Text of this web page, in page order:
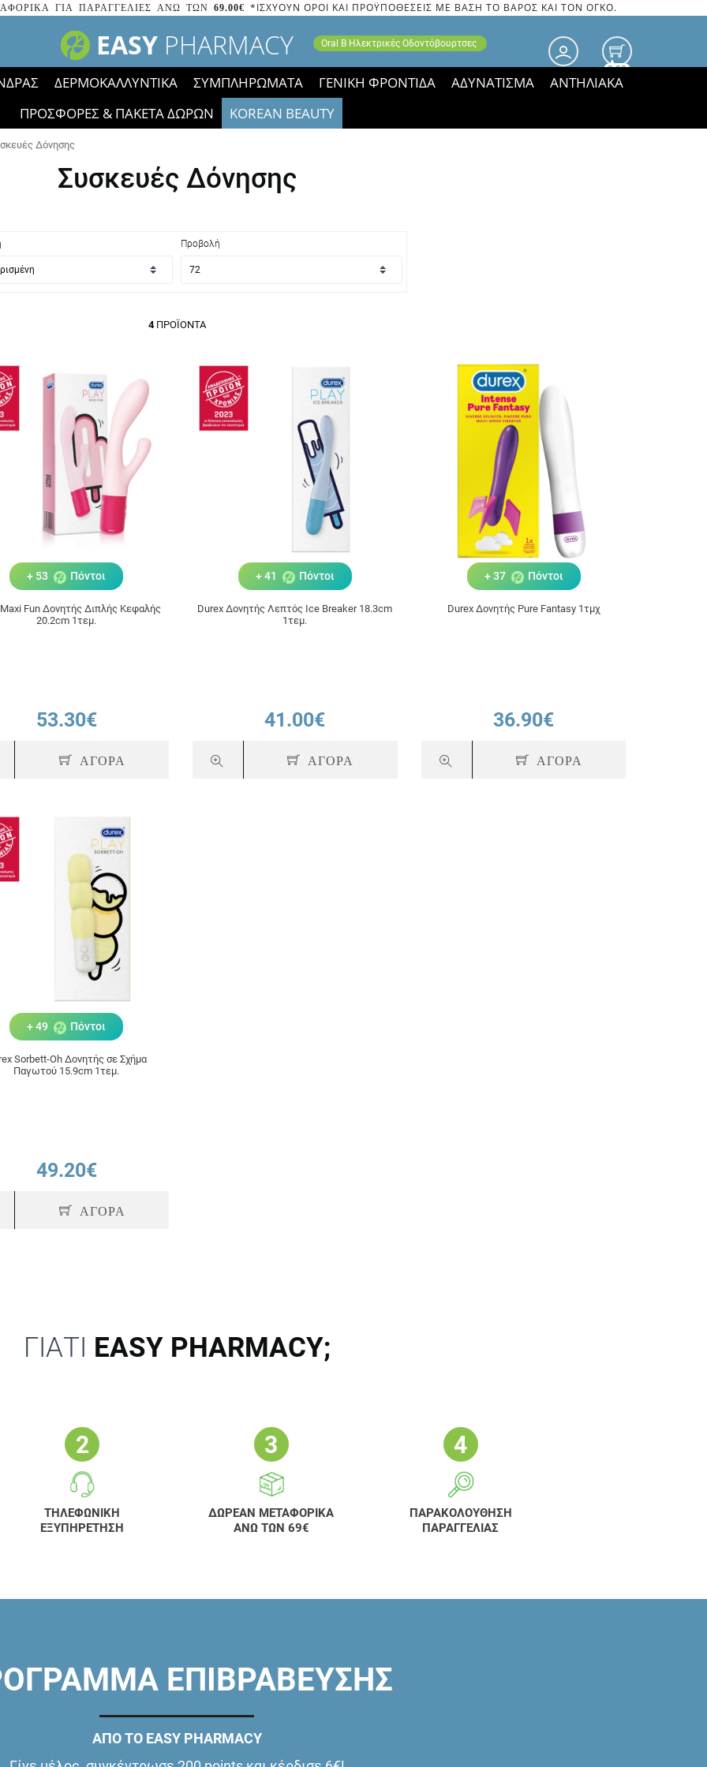
ΓΙΑ ΠΑΡΑΓΓΕΛΙΕΣ ΑΝΩ ΤΩΝ 69.00€ *ΙΣΧΥΟΥΝ ΟΡΟΙ ΚΑΙ ΠΡΟΫΠΟΘΕΣΕΙΣ ΜΕ ΒΑΣΗ ΤΟ ΒΑΡΟΣ ΚΑΙ ΤΟΝ ΟΓΚΟ.
EASY PHARMACY Oral B Ηλεκτρικές Οδοντόβουρτσες
0.00
ΔΕΡΜΟΚΑΛΛΥΝΤΙΚΑ ΣΥΜΠΛΗΡΩΜΑΤΑ ΓΕΝΙΚΗ ΦΡΟΝΤΙΔΑ ΑΔΥΝΑΤΙΣΜΑ
ΑΝΤΗΛΙΑΚΑ
ΠΡΟΣΦΟΡΕΣ & ΠΑΚΕΤΑ ΔΩΡΩΝ
KOREAN BEAUTY
τα εικονίδια των εκπτώσεων έφυγαν, οι χαμηλές μας τιμές ΠΑΡΑΜΕΝΟΥΝ!
Δόνησης
Συσκευές Δόνησης
Προβολή
4ΠΡΟΪΌΝΤΑ
+ 53 Πόντοι
Fun Δονητής Διπλής Κεφαλής
20.2cm 1τεμ.
53.30€
ΑΓΟΡΑ
+ 41 Πόντοι
Durex Δονητής Λεπτός Ice Breaker 18.3cm
1τεμ.
41.00€
ΑΓΟΡΑ
+ 37 Πόντοι
Durex Δονητής Pure Fantasy 1τμχ
36.90€
ΑΓΟΡΑ
+ 49 Πόντοι
Sorbett-Oh Δονητής σε Σχήμα
Παγωτού 15.9cm 1τεμ.
49.20€
ΑΓΟΡΑ
ΓΙΑΤΙ EASY PHARMACY;
ΤΗΛΕΦΩΝΙΚΗ
ΕΞΥΠΗΡΕΤΗΣΗ
ΔΩΡΕΑΝ ΜΕΤΑΦΟΡΙΚΑ
ΑΝΩ ΤΩΝ 69€
ΠΑΡΑΚΟΛΟΥΘΗΣΗ
ΠΑΡΑΓΓΕΛΙΑΣ
ΕΠΙΒΡΑΒΕΥΣΗΣ
ΑΠΟ ΤΟ EASY PHARMACY